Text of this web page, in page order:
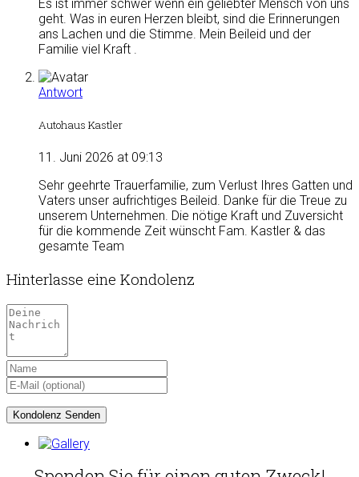
Es ist immer schwer wenn ein geliebter Mensch von uns
geht. Was in euren Herzen bleibt, sind die Erinnerungen
ans Lachen und die Stimme. Mein Beileid und der
Familie viel Kraft .
Antwort
Autohaus Kastler
11. Juni 2026 at 09:13
Sehr geehrte Trauerfamilie, zum Verlust Ihres Gatten und
Vaters unser aufrichtiges Beileid. Danke für die Treue zu
unserem Unternehmen. Die nötige Kraft und Zuversicht
für die kommende Zeit wünscht Fam. Kastler & das
gesamte Team
Hinterlasse eine Kondolenz